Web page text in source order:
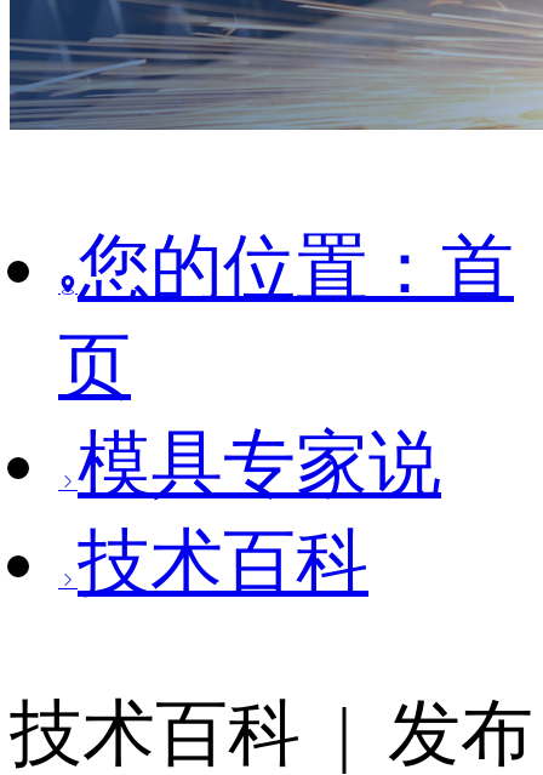
您的位置：首
页
模具专家说
技术百科
技术百科 | 发布